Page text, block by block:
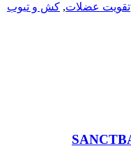
تقویت عضلات, کش و تیوب